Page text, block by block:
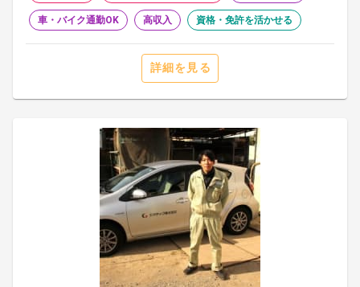
車・バイク通勤OK 高収入 資格・免許を活かせる
詳細を見る